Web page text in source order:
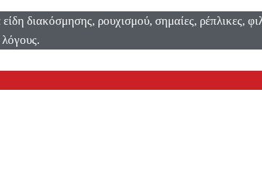
διακόσμησης, ρουχισμού, σημαίες, ρέπλικες,